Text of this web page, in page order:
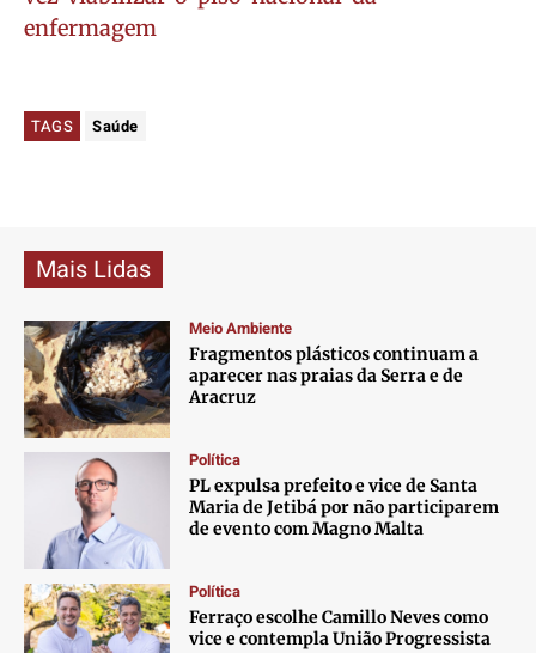
enfermagem
TAGS Saúde
Mais Lidas
Meio Ambiente
Fragmentos plásticos continuam a
aparecer nas praias da Serra e de
Aracruz
Política
PL expulsa prefeito e vice de Santa
Maria de Jetibá por não participarem
de evento com Magno Malta
Política
Ferraço escolhe Camillo Neves como
vice e contempla União Progressista